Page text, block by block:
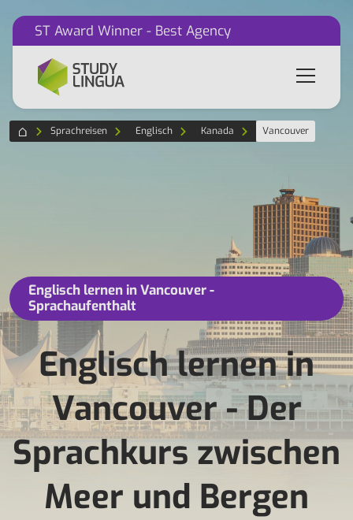
ST Award Winner - Best Agency
Sprachreisen Englisch Kanada Vancouver
Englisch lernen in Vancouver -
Sprachaufenthalt
Englisch lernen in
Vancouver - Der
Sprachkurs zwischen
Meer und Bergen